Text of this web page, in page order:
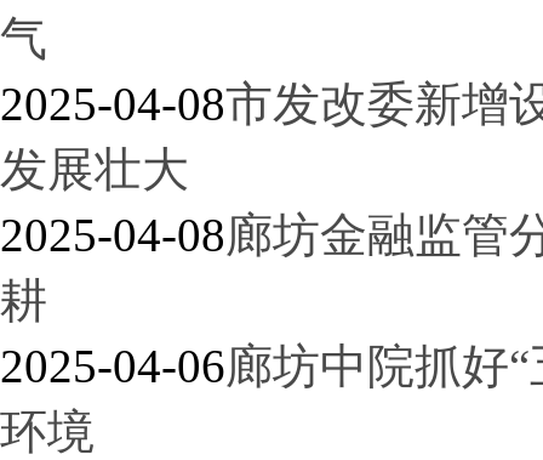
气
2025-04-08市发改委新增
发展壮大
2025-04-08廊坊金融监管
耕
2025-04-06廊坊中院抓好
环境